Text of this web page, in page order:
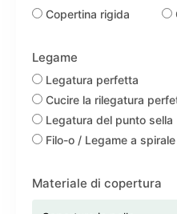
Copertina rigida
Legame
Legatura perfetta
Cucire la rilegatura
Legatura del punto sella
Filo-o / Legame a spirale
Materiale di copertura